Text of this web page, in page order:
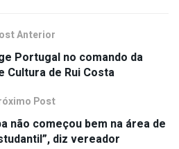
Anterior
Portugal no comando da
Cultura de Rui Costa
Post
não começou bem na área de
diz vereador